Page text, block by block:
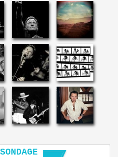
SONDAGE